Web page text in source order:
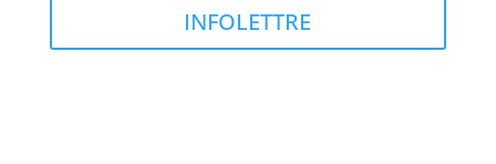
INFOLETTRE